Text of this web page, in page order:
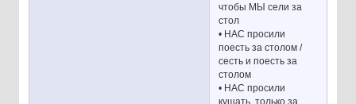
чтобы МЫ сели за
стол
• НАС просили
поесть за столом /
сесть и поесть за
столом
• НАС просили
кушать, только за